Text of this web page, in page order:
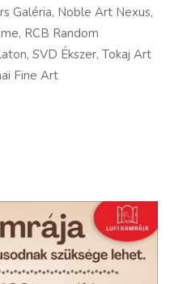
Galéria, Noble Art Nexus,
RCB Random
SVD Ékszer, Tokaj Art
Fine Art